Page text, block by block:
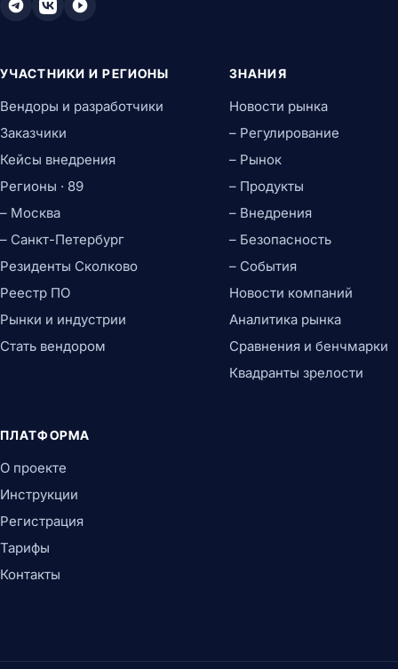
УЧАСТНИКИ И РЕГИОНЫ
Вендоры и разработчики
Заказчики
Кейсы внедрения
Регионы · 89
– Москва
– Санкт-Петербург
Резиденты Сколково
Реестр ПО
Рынки и индустрии
Стать вендором
ЗНАНИЯ
Новости рынка
– Регулирование
– Рынок
– Продукты
– Внедрения
– Безопасность
– События
Новости компаний
Аналитика рынка
Сравнения и бенчмарки
Квадранты зрелости
ПЛАТФОРМА
О проекте
Инструкции
Регистрация
Тарифы
Контакты